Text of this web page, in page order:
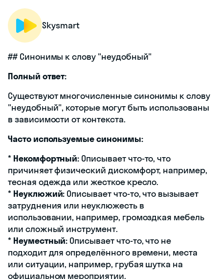
Skysmart
## Синонимы к слову "неудобный"
Полный ответ:
Существуют многочисленные синонимы к слову
"неудобный", которые могут быть использованы
в зависимости от контекста.
Часто используемые синонимы:
* Некомфортный: Описывает что-то, что
причиняет физический дискомфорт, например,
тесная одежда или жесткое кресло.
* Неуклюжий: Описывает что-то, что вызывает
затруднения или неуклюжесть в
использовании, например, громоздкая мебель
или сложный инструмент.
* Неуместный: Описывает что-то, что не
подходит для определённого времени, места
или ситуации, например, грубая шутка на
официальном мероприятии.